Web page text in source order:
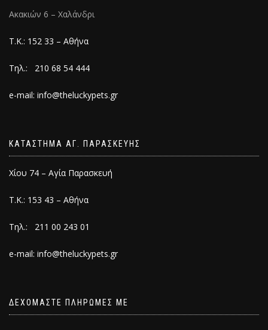
Ακακιών 6 – Χαλάνδρι
Τ.Κ.: 152 33 – Αθήνα
Τηλ.: 210 68 54 444
e-mail: info@theluckypets.gr
ΚΑΤΑΣΤΗΜΑ ΑΓ. ΠΑΡΑΣΚΕΥΗΣ
Χίου 74 – Αγία Παρασκευή
Τ.Κ.: 153 43 – Αθήνα
Τηλ.: 211 00 243 01
e-mail: info@theluckypets.gr
ΔΕΧΟΜΑΣΤΕ ΠΛΗΡΩΜΕΣ ΜΕ